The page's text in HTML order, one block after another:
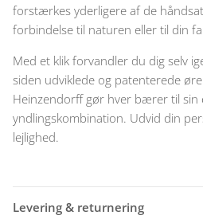
forstærkes yderligere af de
forbindelse til naturen eller til din
Med et klik forvandler du dig selv
siden udviklede og patenterede
Heinzendorff gør hver bærer til sin
yndlingskombination. Udvid din
lejlighed.
Levering & returnering